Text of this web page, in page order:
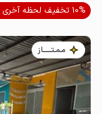
10% تخفیف لحظه آخری
مـمـتــــــاز